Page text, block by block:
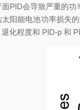
会导致严重的功
阳能电池功率损失
化程度和 PID-p 和